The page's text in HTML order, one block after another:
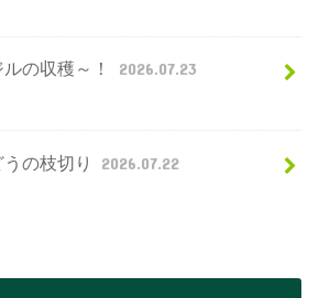
の収穫～！ 2026.07.23
うの枝切り 2026.07.22